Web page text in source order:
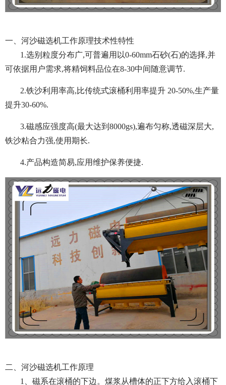
一、河沙磁选机工作原理技术性特性
1.选别粒度分布广,可普遍用以0-60mm石砂(石)的选择,并
可依据用户需求,将精饲料品位在8-30中间随意调节.
2.铁沙利用率高,比传统式滚桶利用率提升 20-50%,生产量
提升30-60%.
3.磁感应强度高(最大达到8000gs),遍布匀称,透磁深层大,
铁沙粘合力强,使用期长.
4.产品构造简易,应用维护保养便捷.
二、河沙磁选机工作原理
1、磁系在滚桶的下边。煤浆从槽体的正下方给入滚桶下